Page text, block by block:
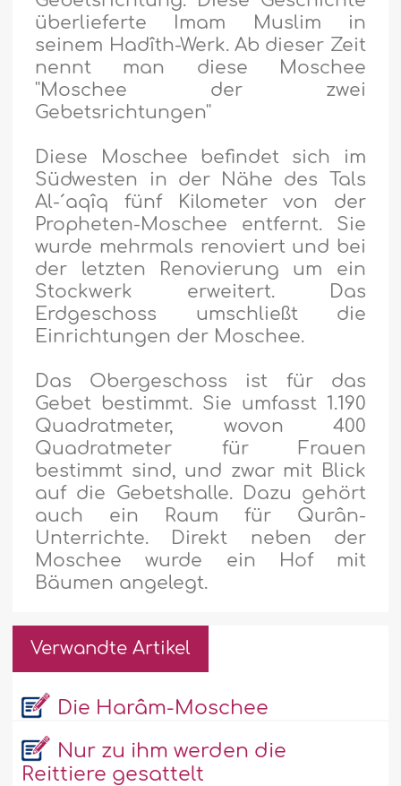
überlieferte Imam Muslim in
seinem Hadîth-Werk. Ab dieser Zeit
nennt man diese Moschee
''Moschee der zwei
Gebetsrichtungen''
Diese Moschee befindet sich im
Südwesten in der Nähe des Tals
Al-´aqîq fünf Kilometer von der
Propheten-Moschee entfernt. Sie
wurde mehrmals renoviert und bei
der letzten Renovierung um ein
Stockwerk erweitert. Das
Erdgeschoss umschließt die
Einrichtungen der Moschee.
Das Obergeschoss ist für das
Gebet bestimmt. Sie umfasst 1.190
Quadratmeter, wovon 400
Quadratmeter für Frauen
bestimmt sind, und zwar mit Blick
auf die Gebetshalle. Dazu gehört
auch ein Raum für Qurân-
Unterrichte. Direkt neben der
Moschee wurde ein Hof mit
Bäumen angelegt.
Verwandte Artikel
Die Harâm-Moschee
Nur zu ihm werden die
Reittiere gesattelt